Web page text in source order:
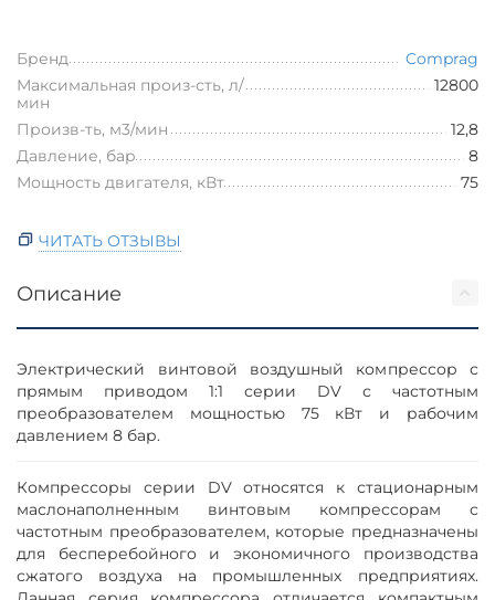
Бренд
Comprag
Максимальная произ-сть, л/
мин
12800
Произв-ть, м3/мин
12,8
Давление, бар
8
Мощность двигателя, кВт
75
ЧИТАТЬ ОТЗЫВЫ
Описание
Электрический винтовой воздушный компрессор с
прямым приводом 1:1 серии DV с частотным
преобразователем мощностью 75 кВт и рабочим
давлением 8 бар.
Компрессоры серии DV относятся к стационарным
маслонаполненным винтовым компрессорам с
частотным преобразователем, которые предназначены
для бесперебойного и экономичного производства
сжатого воздуха на промышленных предприятиях.